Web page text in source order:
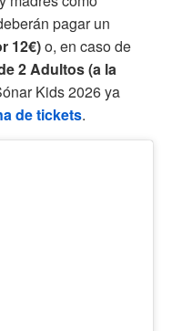
pagar un
12€)o, en caso de
2 Adultos (a la
Kids 2026 ya
de tickets.